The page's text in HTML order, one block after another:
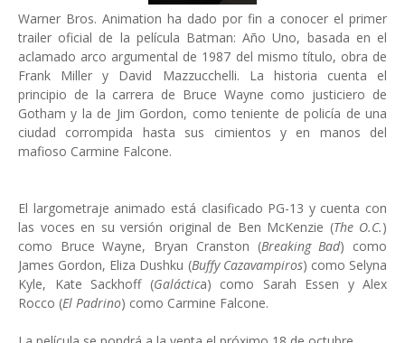
Warner Bros. Animation ha dado por fin a conocer el primer
trailer oficial de la película Batman: Año Uno, basada en el
aclamado arco argumental de 1987 del mismo título, obra de
Frank Miller y David Mazzucchelli. La historia cuenta el
principio de la carrera de Bruce Wayne como justiciero de
Gotham y la de Jim Gordon, como teniente de policía de una
ciudad corrompida hasta sus cimientos y en manos del
mafioso Carmine Falcone.
El largometraje animado está clasificado PG-13 y cuenta con
las voces en su versión original de Ben McKenzie (The O.C.)
como Bruce Wayne, Bryan Cranston (Breaking Bad) como
James Gordon, Eliza Dushku (Buffy Cazavampiros) como Selyna
Kyle, Kate Sackhoff (Galáctica) como Sarah Essen y Alex
Rocco (El Padrino) como Carmine Falcone.